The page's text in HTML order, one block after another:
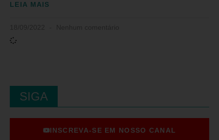
LEIA MAIS
SIGA
INSCREVA-SE EM NOSSO CANAL